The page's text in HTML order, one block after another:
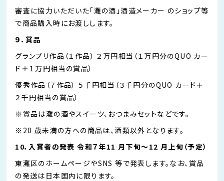
審査に協⼒いただいた「灘の酒」酒造メーカー のショップ等
で商品購入時にお渡しします。
９．賞品
グランプリ作品（１作品） ２万円相当（１万円分のQUO カー
ド＋１万円相当の賞品）
優秀作品（７作品） ５千円相当（３千円分のQUO カード＋
２千円相当の賞品）
※賞品は灘の酒やスイーツ、おつまみセットなどです。
※20 歳未満の方への商品は、酒類以外となります。
10．入賞者の発表 令和７年11 月下旬〜12 月上旬（予定）
東灘区のホームページやSNS 等で発表します。なお、賞品
の発送は日本国内に限ります。